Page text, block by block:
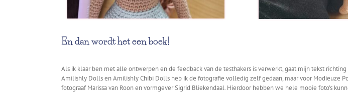
En dan wordt het een boek!
Als ik klaar ben met alle ontwerpen en de feedback van de testhakers is verwerkt, gaat mijn tekst
Amilishly Dolls en Amilishly Chibi Dolls heb ik de fotografie volledig zelf gedaan, maar voor Modieuze
fotograaf Marissa van Roon en vormgever Sigrid Bliekendaal. Hierdoor hebben we hele mooie foto’s